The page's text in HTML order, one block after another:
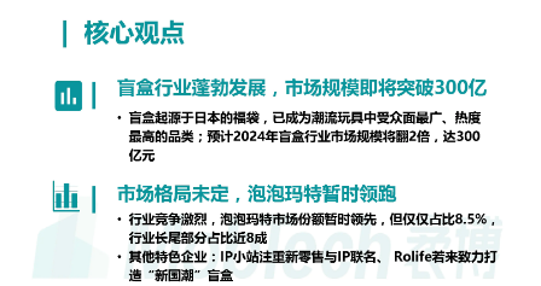
产品更新动态
行业洞察
品牌消费观
新零售资讯